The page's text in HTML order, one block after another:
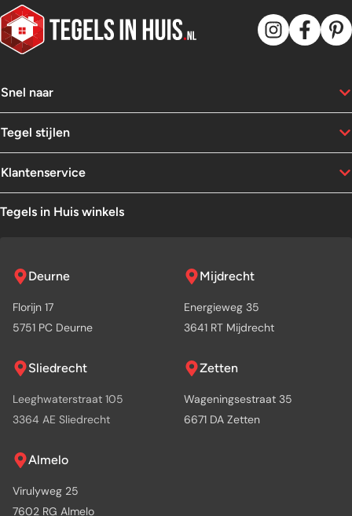
Snel naar
Tegel stijlen
Klantenservice
Tegels in Huis winkels
Deurne
Florijn 17
5751 PC Deurne
Mijdrecht
Energieweg 35
3641 RT Mijdrecht
Sliedrecht
Leeghwaterstraat 105
3364 AE Sliedrecht
Zetten
Wageningsestraat 35
6671 DA Zetten
Almelo
Virulyweg 25
7602 RG Almelo